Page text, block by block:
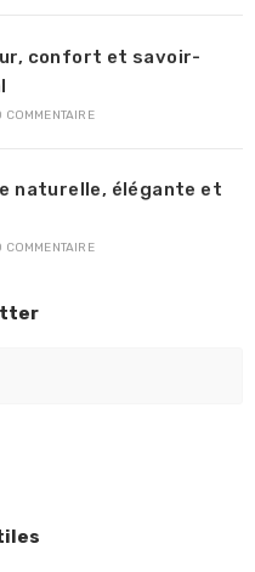
confort et savoir-
COMMENTAIRE
naturelle, élégante et
COMMENTAIRE